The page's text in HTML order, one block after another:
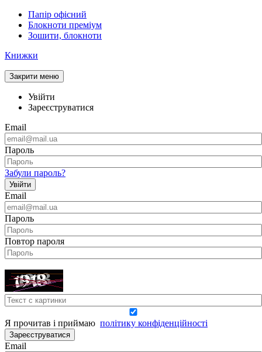
Папір офісний
Блокноти преміум
Зошити, блокноти
Книжки
Закрити меню
Увійти
Зареєструватися
Email
Пароль
Забули пароль?
Увійти
Email
Пароль
Повтор пароля
Я прочитав і приймаю політику конфіденційності
Зареєструватися
Email